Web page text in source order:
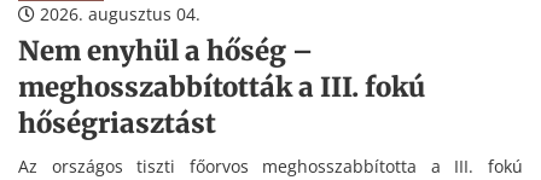
2026. augusztus 04.
Nem enyhül a hőség –
meghosszabbították a III. fokú
hőségriasztást
Az országos tiszti főorvos meghosszabbította a III. fokú